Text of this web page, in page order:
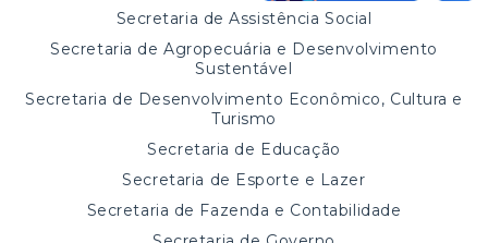
Secretaria de Assistência Social
Secretaria de Agropecuária e Desenvolvimento
Sustentável
Secretaria de Desenvolvimento Econômico, Cultura e
Turismo
Secretaria de Educação
Secretaria de Esporte e Lazer
Secretaria de Fazenda e Contabilidade